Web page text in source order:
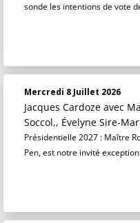
sonde les intentions de vote
Mercredi 8 Juillet 2026
Jacques Cardoze avec
Soccol,, Évelyne Sire-
Présidentielle 2027 : Maître
Pen, est notre invité